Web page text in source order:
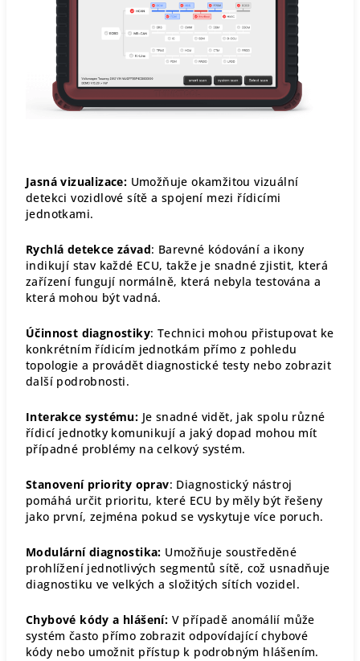
Jasná vizualizace: Umožňuje okamžitou vizuální
detekci vozidlové sítě a spojení mezi řídicími
jednotkami.
Rychlá detekce závad: Barevné kódování a ikony
indikují stav každé ECU, takže je snadné zjistit, která
zařízení fungují normálně, která nebyla testována a
která mohou být vadná.
Účinnost diagnostiky: Technici mohou přistupovat ke
konkrétním řídicím jednotkám přímo z pohledu
topologie a provádět diagnostické testy nebo zobrazit
další podrobnosti.
Interakce systému: Je snadné vidět, jak spolu různé
řídicí jednotky komunikují a jaký dopad mohou mít
případné problémy na celkový systém.
Stanovení priority oprav: Diagnostický nástroj
pomáhá určit prioritu, které ECU by měly být řešeny
jako první, zejména pokud se vyskytuje více poruch.
Modulární diagnostika: Umožňuje soustředěné
prohlížení jednotlivých segmentů sítě, což usnadňuje
diagnostiku ve velkých a složitých sítích vozidel.
Chybové kódy a hlášení: V případě anomálií může
systém často přímo zobrazit odpovídající chybové
kódy nebo umožnit přístup k podrobným hlášením.